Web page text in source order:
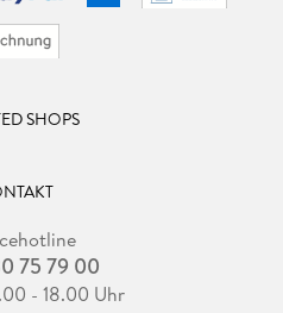
SHOPS
75 79 00
- 18.00 Uhr